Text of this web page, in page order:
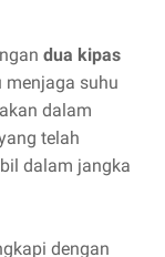
dua kipas
suhu
dalam
telah
dalam jangka
dengan